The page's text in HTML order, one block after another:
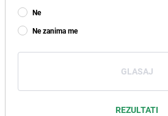
Ne
Ne zanima me
GLASAJ
REZULTATI